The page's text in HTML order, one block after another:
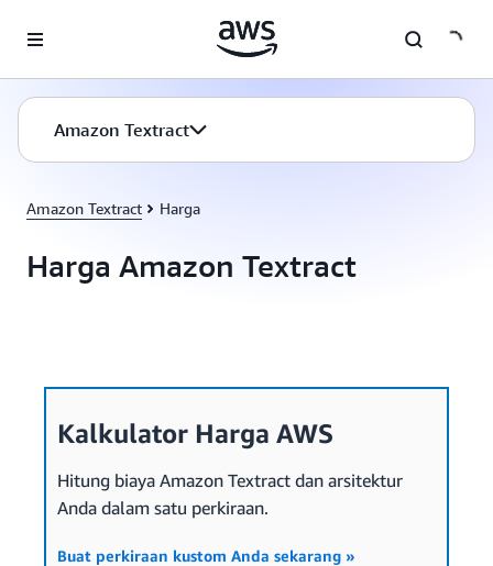
Amazon Textract
Amazon Textract Harga
Harga Amazon Textract
Kalkulator Harga AWS
Hitung biaya Amazon Textract dan arsitektur
Anda dalam satu perkiraan.
Buat perkiraan kustom Anda sekarang »